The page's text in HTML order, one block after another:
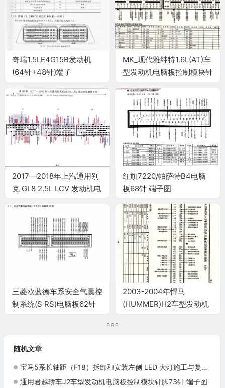
奇瑞1.5LE4G15B发动机
(64针+48针)端子
MK_现代雅绅特1.6L(AT)车
型发动机电脑板控制模块针
2017—2018年上汽通用别
克 GL8 2.5L LCV 发动机电
红旗7220/帕萨特B4电脑
板68针 端子图
三菱欧蓝德车系安全气囊控
制系统(S RS)电脑板62针
2003-2004年悍马
(HUMMER)H2车型发动机
随机文章
宝马5系长轴距（F18）拆卸和安装左侧 LED 大灯施工与复检标准
通用君越轿车J2车型发动机电脑板控制模块针脚73针 端子图